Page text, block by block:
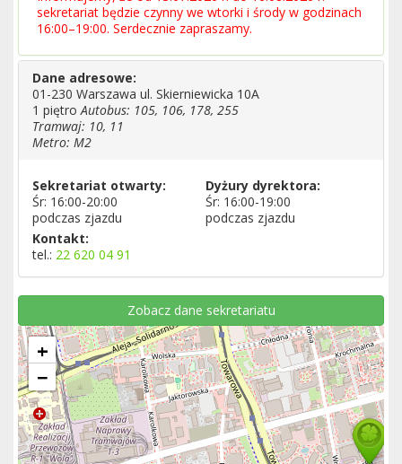
sekretariat będzie czynny we wtorki i środy w godzinach
16:00–19:00. Serdecznie zapraszamy.
Dane adresowe:
01-230 Warszawa ul. Skierniewicka 10A
1 piętroAutobus: 105, 106, 178, 255
Tramwaj: 10, 11
Metro: M2
Sekretariat otwarty:
Śr: 16:00-20:00
podczas zjazdu
Dyżury dyrektora:
Śr: 16:00-19:00
podczas zjazdu
Kontakt:
tel.: 22 620 04 91
Zobacz dane sekretariatu
+
−